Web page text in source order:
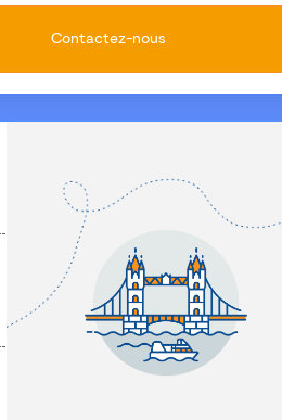
Contactez-nous